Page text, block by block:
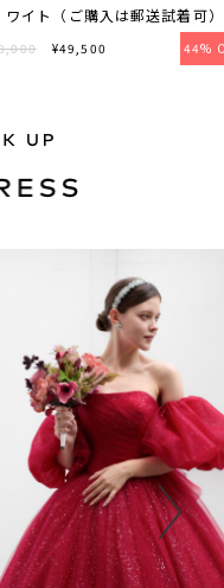
ワイト（ご購入は郵送試着可）
¥49,500 44%